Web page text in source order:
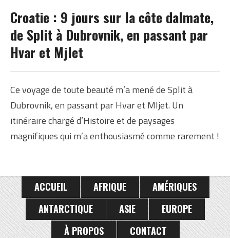
EUROPE
Croatie : 9 jours sur la côte dalmate,
de Split à Dubrovnik, en passant par
Hvar et Mjlet
Ce voyage de toute beauté m’a mené de Split à
Dubrovnik, en passant par Hvar et Mljet. Un
itinéraire chargé d’Histoire et de paysages
magnifiques qui m’a enthousiasmé comme rarement !
ACCUEIL AFRIQUE
AMÉRIQUES
ANTARCTIQUE
ASIE
EUROPE
À PROPOS
CONTACT